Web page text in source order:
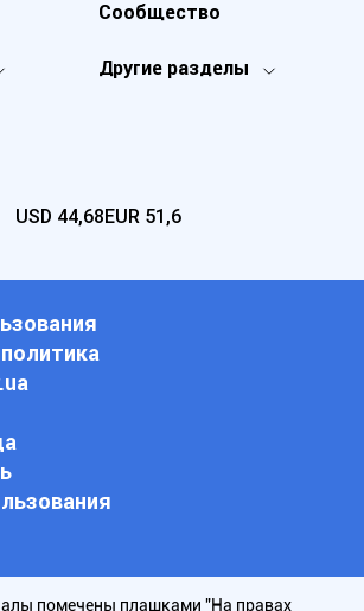
Другие разделы
Сообщество
USD 44,68EUR 51,6
помечены плашками "На правах